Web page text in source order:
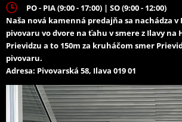
PO - PIA (9:00 - 17:00) | SO (9:00 - 12:00)
Naša nová kamenná predajňa sa nachádza
pivovaru vo dvore na ťahu v smere z Ilavy na
Prievidzu a to 150m za kruháčom smer
pivovaru.
Adresa: Pivovarská 58, Ilava 019 01